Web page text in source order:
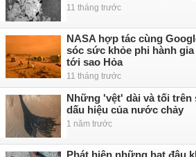
11 tháng trước
NASA hợp tác cùng
sóc sức khỏe phi hành
tới sao Hỏa
11 tháng trước
Những 'vệt' dài và tối trên
dấu hiệu của nước chảy
1 năm trước
Phát hiện những hạt đậu